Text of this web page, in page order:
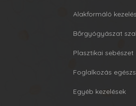
Alakformáló
Bőrgyógyászat
Plasztikai sebészet
Foglalkozás
Egyéb kezelések